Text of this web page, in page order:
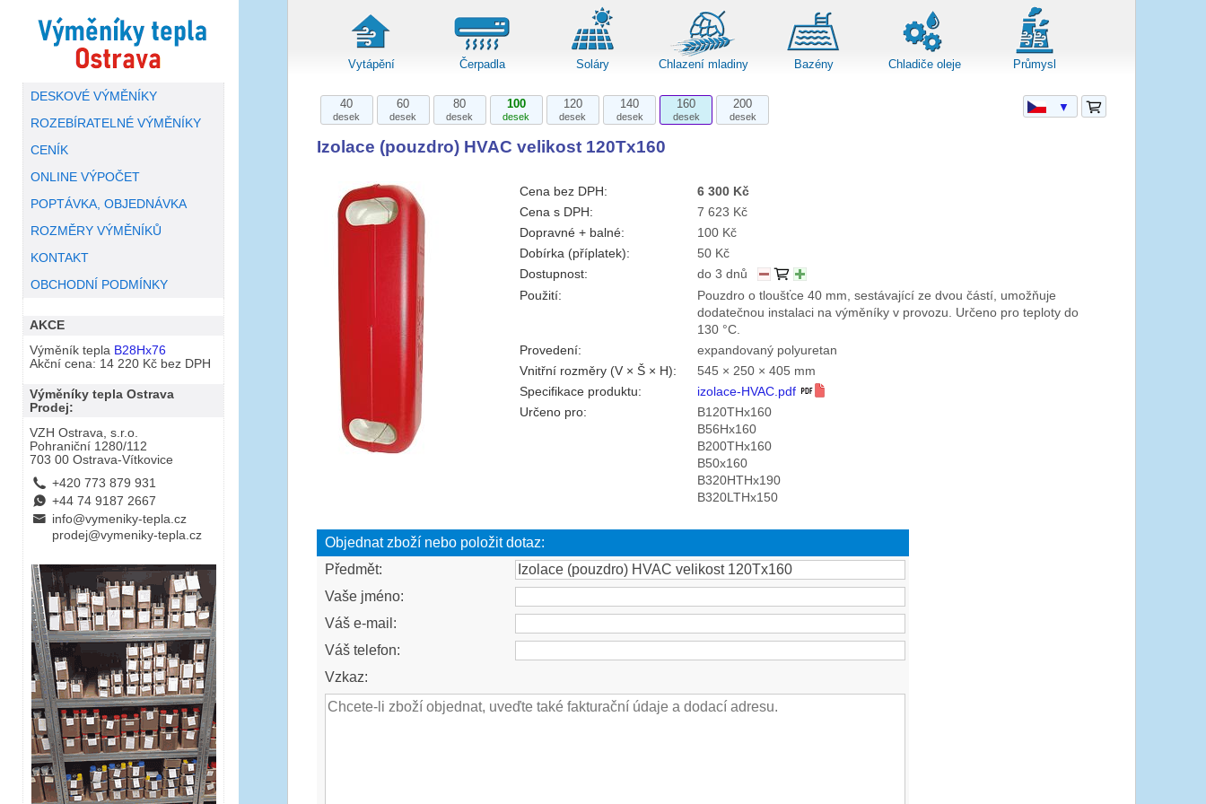
DESKOVÉ VÝMĚNÍKY
ROZEBÍRATELNÉ VÝMĚNÍKY
CENÍK
ONLINE VÝPOČET
POPTÁVKA, OBJEDNÁVKA
ROZMĚRY VÝMĚNÍKŮ
KONTAKT
OBCHODNÍ PODMÍNKY
AKCE
Výměník tepla B28Hx76
Akční cena: 14 220 Kč bez DPH
Výměníky tepla Ostrava
Prodej:
VZH Ostrava, s.r.o.
Pohraniční 1280/112
703 00 Ostrava-Vítkovice
L +420 773 879 931
E +44 74 9187 2667
B info@vymeniky-tepla.cz
prodej@vymeniky-tepla.cz
Vytápění Čerpadla Soláry Chlazení mladiny Bazény Chladiče oleje Průmysl
40
desek
60
desek
80
desek
100
desek
120
desek
140
desek
160
desek
200
desek
Izolace (pouzdro) HVAC velikost 120Tx160
Cena bez DPH:
6 300 Kč
Cena s DPH:
7 623 Kč
Dopravné + balné:
100 Kč
Dobírka (příplatek):
50 Kč
Dostupnost:
do 3 dnů
Použití:
Pouzdro o tloušťce 40 mm, sestávající ze dvou částí, umožňuje
dodatečnou instalaci na výměníky v provozu. Určeno pro teploty do
130 °C.
Provedení:
expandovaný polyuretan
Vnitřní rozměry (V × Š × H):
545 × 250 × 405 mm
Specifikace produktu:
izolace-HVAC.pdf
Určeno pro:
B120THx160
B56Hx160
B200THx160
B50x160
B320HTHx190
B320LTHx150
Objednat zboží nebo položit dotaz:
Předmět:
Vaše jméno:
Váš e-mail:
Váš telefon:
Vzkaz:
▼